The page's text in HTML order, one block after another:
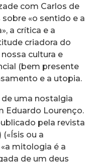
com Carlos de
«o sentido e a
a crítica e a
criadora do
cultura e
(bem presente
e a utopia.
uma nostalgia
Eduardo Lourenço.
pela revista
(«Ísis ou a
«a mitologia é a
de um deus